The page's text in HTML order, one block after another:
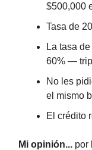
$500,000
Tasa de
La tasa
60% —
No les
el mismo
El crédito
Mi opinión... por